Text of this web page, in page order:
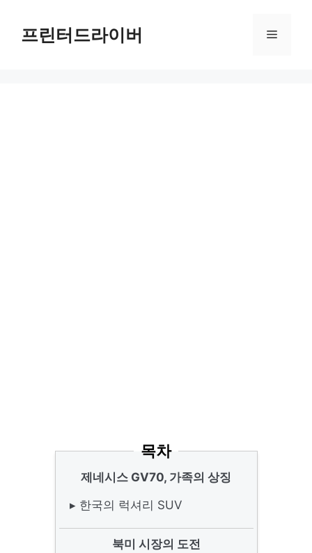
content프린터드라이버 Menu
목차
제네시스 GV70, 가족의 상징
▸ 한국의 럭셔리 SUV
북미 시장의 도전